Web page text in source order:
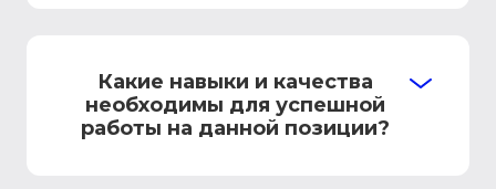
Какие навыки и качества
необходимы для успешной
работы на данной позиции?